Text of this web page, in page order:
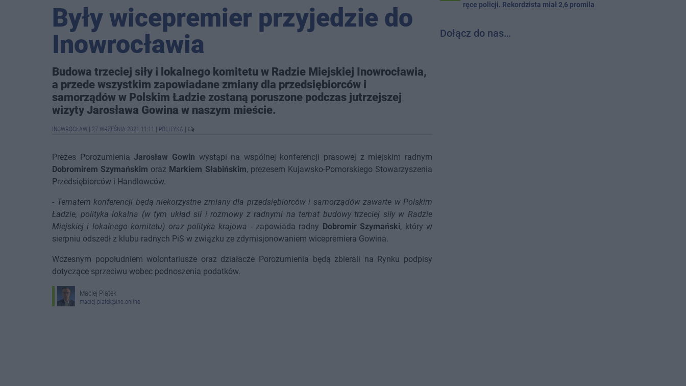
Były wicepremier przyjedzie do
Inowrocławia
Budowa trzeciej siły i lokalnego komitetu w Radzie Miejskiej Inowrocławia,
a przede wszystkim zapowiadane zmiany dla przedsiębiorców i
samorządów w Polskim Ładzie zostaną poruszone podczas jutrzejszej
wizyty Jarosława Gowina w naszym mieście.
INOWROCŁAW 27 WRZEŚNIA 2021 11:11 POLITYKA
Prezes PorozumieniaJarosław Gowin wystąpi na wspólnej konferencji prasowej z miejskim radnym
Dobromirem Szymańskim oraz Markiem Słabińskim, prezesem Kujawsko-Pomorskiego Stowarzyszenia
Przedsiębiorców i Handlowców.
- Tematem konferencji będą niekorzystne zmiany dla przedsiębiorców i samorządów zawarte w Polskim
Ładzie, polityka lokalna (w tym układ sił i rozmowy z radnymi na temat budowy trzeciej siły w Radzie
Miejskiej i lokalnego komitetu) oraz polityka krajowa - zapowiada radny Dobromir Szymański, który w
sierpniu odszedł z klubu radnych PiS w związku ze zdymisjonowaniem wicepremiera Gowina.
Wczesnym popołudniem wolontariusze oraz działacze Porozumienia będą zbierali na Rynku podpisy
dotyczące sprzeciwu wobec podnoszenia podatków.
Maciej Piątek
maciej.piatek@ino.online
ręce policji. Rekordzista miał 2,6 promila
Dołącz do nas…